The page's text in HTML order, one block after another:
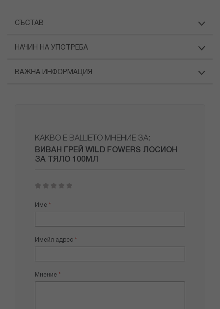
СЪСТАВ
НАЧИН НА УПОТРЕБА
ВАЖНА ИНФОРМАЦИЯ
КАКВО Е ВАШЕТО МНЕНИЕ ЗА:
ВИВАН ГРЕЙ WILD FOWERS ЛОСИОН
ЗА ТЯЛО 100МЛ
star
stars
stars
stars
stars
Име
Имейл адрес
Мнение